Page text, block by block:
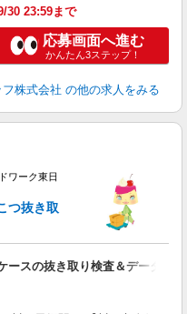
30 23:59まで
応募画面へ進む
かんたん3ステップ！
株式会社 の他の求人をみる
ワーク東日
つ抜き取
スの抜き取り検査＆データ入力